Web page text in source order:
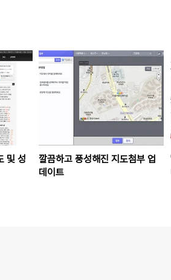
및 성
깔끔하고 풍성해진 지도첨부 업
데이트